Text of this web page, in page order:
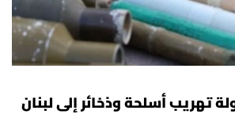
تهريب أسلحة وذخائر إلى لبنان